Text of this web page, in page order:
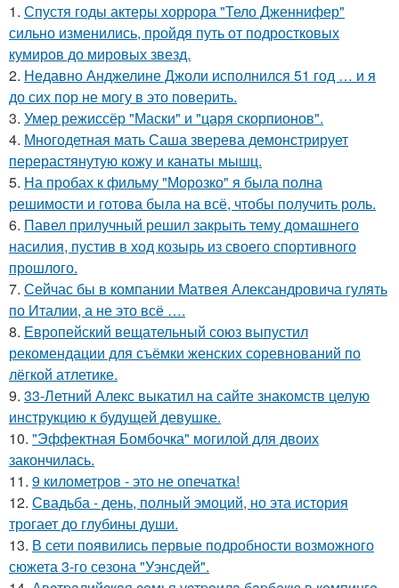
1. Спустя годы актеры хоррора "Тело Дженнифер"
сильно изменились, пройдя путь от подростковых
кумиров до мировых звезд.
2. Недавно Анджелине Джоли исполнился 51 год … и я
до сих пор не могу в это поверить.
3. Умер режиссёр "Маски" и "царя скорпионов".
4. Многодетная мать Саша зверева демонстрирует
перерастянутую кожу и канаты мышц.
5. На пробах к фильму "Морозко" я была полна
решимости и готова была на всё, чтобы получить роль.
6. Павел прилучный решил закрыть тему домашнего
насилия, пустив в ход козырь из своего спортивного
прошлого.
7. Сейчас бы в компании Матвея Александровича гулять
по Италии, а не это всё ….
8. Европейский вещательный союз выпустил
рекомендации для съёмки женских соревнований по
лёгкой атлетике.
9. 33-Летний Алекс выкатил на сайте знакомств целую
инструкцию к будущей девушке.
10. "Эффектная Бомбочка" могилой для двоих
закончилась.
11. 9 километров - это не опечатка!
12. Свадьба - день, полный эмоций, но эта история
трогает до глубины души.
13. В сети появились первые подробности возможного
сюжета 3-го сезона "Уэнсдей".